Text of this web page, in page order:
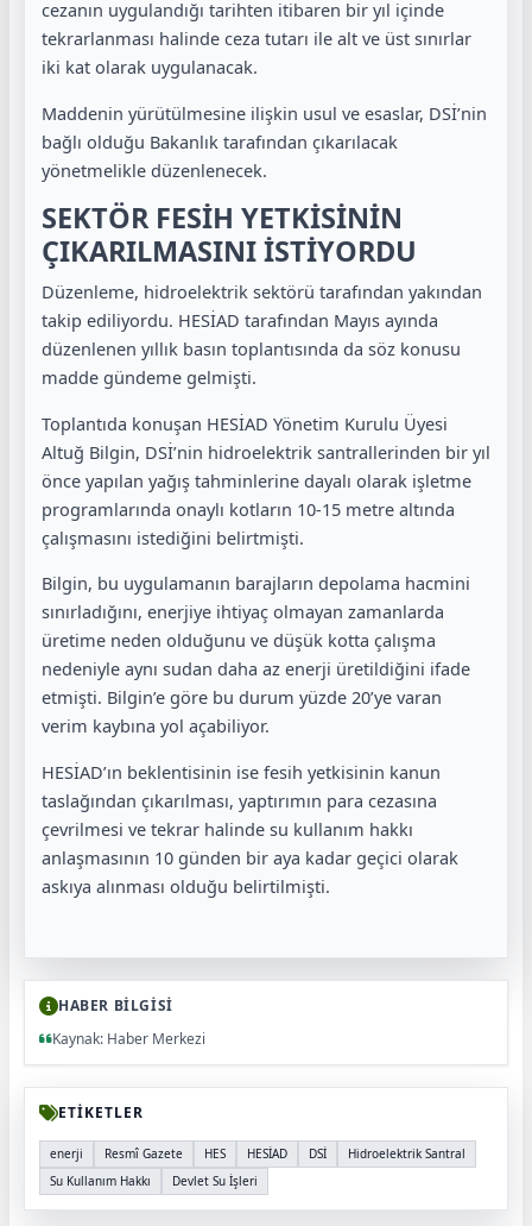
cezanın uygulandığı tarihten itibaren bir yıl içinde
tekrarlanması halinde ceza tutarı ile alt ve üst sınırlar
iki kat olarak uygulanacak.
Maddenin yürütülmesine ilişkin usul ve esaslar, DSİ’nin
bağlı olduğu Bakanlık tarafından çıkarılacak
yönetmelikle düzenlenecek.
SEKTÖR FESİH YETKİSİNİN
ÇIKARILMASINI İSTİYORDU
Düzenleme, hidroelektrik sektörü tarafından yakından
takip ediliyordu. HESİAD tarafından Mayıs ayında
düzenlenen yıllık basın toplantısında da söz konusu
madde gündeme gelmişti.
Toplantıda konuşan HESİAD Yönetim Kurulu Üyesi
Altuğ Bilgin, DSİ’nin hidroelektrik santrallerinden bir yıl
önce yapılan yağış tahminlerine dayalı olarak işletme
programlarında onaylı kotların 10-15 metre altında
çalışmasını istediğini belirtmişti.
Bilgin, bu uygulamanın barajların depolama hacmini
sınırladığını, enerjiye ihtiyaç olmayan zamanlarda
üretime neden olduğunu ve düşük kotta çalışma
nedeniyle aynı sudan daha az enerji üretildiğini ifade
etmişti. Bilgin’e göre bu durum yüzde 20’ye varan
verim kaybına yol açabiliyor.
HESİAD’ın beklentisinin ise fesih yetkisinin kanun
taslağından çıkarılması, yaptırımın para cezasına
çevrilmesi ve tekrar halinde su kullanım hakkı
anlaşmasının 10 günden bir aya kadar geçici olarak
askıya alınması olduğu belirtilmişti.
HABER BİLGİSİ
Kaynak: Haber Merkezi
ETİKETLER
enerji Resmî Gazete HES HESİAD DSİ
Hidroelektrik Santral
Su Kullanım Hakkı
Devlet Su İşleri